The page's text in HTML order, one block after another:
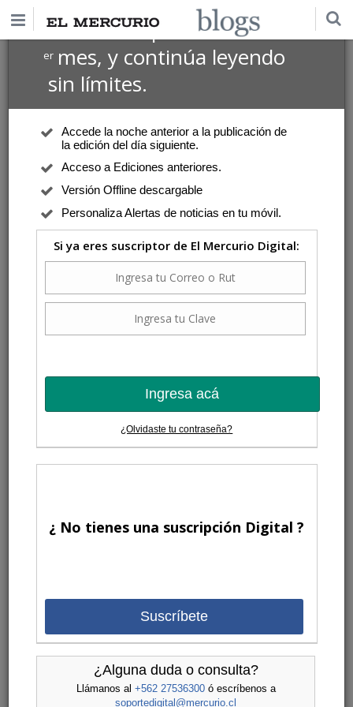
Suscríbete por $1 USD
ermes, y continúa leyendo
sin límites.
Accede la noche anterior a la publicación de
la edición del día siguiente.
Acceso a Ediciones anteriores.
Versión Offline descargable
Personaliza Alertas de noticias en tu móvil.
Si ya eres suscriptor de El Mercurio Digital:
Ingresa acá
¿Olvidaste tu contraseña?
¿ No tienes una suscripción Digital ?
Suscríbete
¿Alguna duda o consulta?
Llámanos al +562 27536300ó escríbenos a
soportedigital@mercurio.cl